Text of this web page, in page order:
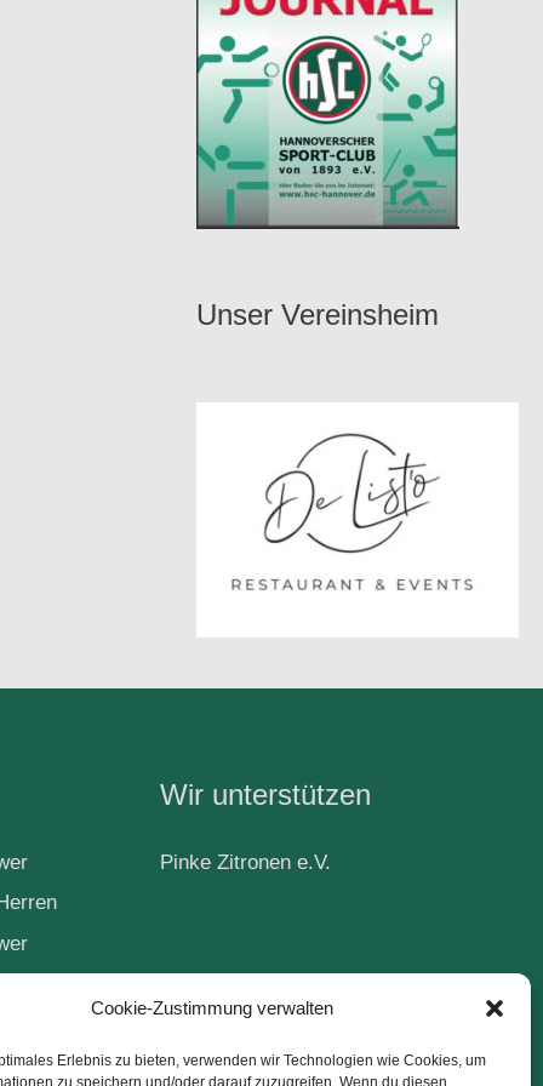
Cookie-Zustimmung verwalten
Erlebnis zu bieten, verwenden wir Technologien wie Cookies, um
zu speichern und/oder darauf zuzugreifen. Wenn du diesen
Unser Vereinsheim
Wir unterstützen
Pinke Zitronen e.V.